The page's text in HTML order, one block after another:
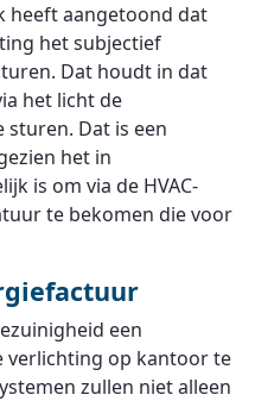
heeft aangetoond dat
het subjectief
Dat houdt in dat
het licht de
Dat is een
het in
is om via de HVAC-
te bekomen die voor
een
verlichting op kantoor te
zullen niet alleen